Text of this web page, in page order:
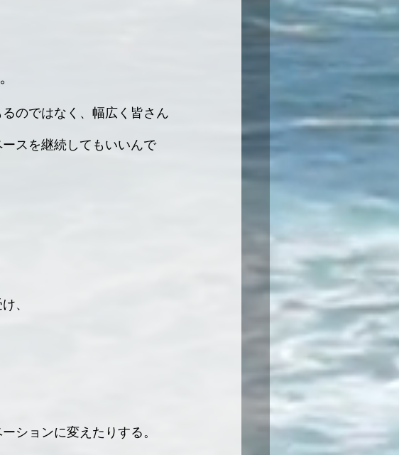
のではなく、幅広く皆さん
スを継続してもいいんで
、
ションに変えたりする。